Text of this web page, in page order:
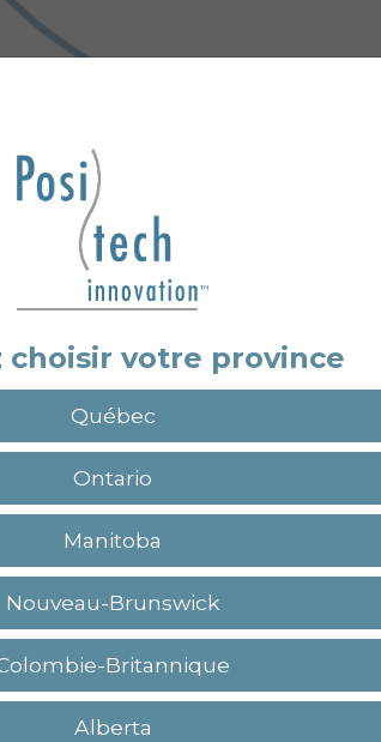
et des dossiers pour
le confort, la durabilité et
choisir votre province
Québec
Ontario
Manitoba
Nouveau-Brunswick
Britannique
Alberta